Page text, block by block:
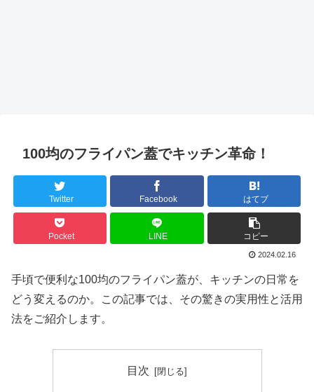
100均のフライパン蓋でキッチン革命！
Twitter Facebook はてブ
Pocket LINE コピー
2024.02.16
手頃で便利な100均のフライパン蓋が、キッチンの日常を
どう変えるのか。この記事では、その驚きの実用性と活用
法をご紹介します。
目次